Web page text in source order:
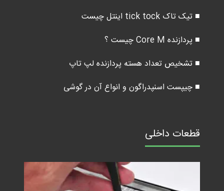
■ تیک تاک tick tock اینتل چیست
■ پردازنده Core M چیست ؟
■ تشخیص تعداد هسته پردازنده لپ تاپ
■ چیپست اسنپدراگون و انواع آن در گوشی
قطعات داخلی